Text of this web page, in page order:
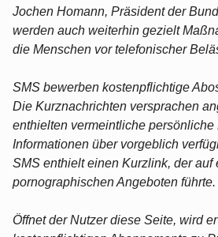
Jochen Homann, Präsident der
werden auch weiterhin gezielt
die Menschen vor telefonischer
SMS bewerben kostenpflichtige
Die Kurznachrichten versprachen
enthielten vermeintliche persönliche
Informationen über vorgeblich
SMS enthielt einen Kurzlink, der auf
pornographischen Angeboten führte.
Öffnet der Nutzer diese Seite, wird